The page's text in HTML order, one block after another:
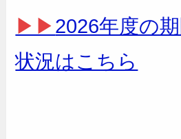
▶▶2026年度の
状況はこちら